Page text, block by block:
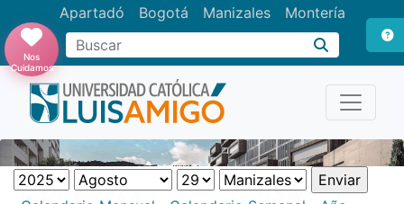
Apartadó Bogotá Manizales Montería
Buscar
Nos
Cuidamos